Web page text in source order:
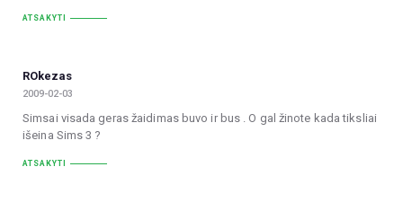
ATSAKYTI
ROkezas
2009-02-03
Simsai visada geras žaidimas buvo ir bus . O gal žinote kada tiksliai
išeina Sims 3 ?
ATSAKYTI